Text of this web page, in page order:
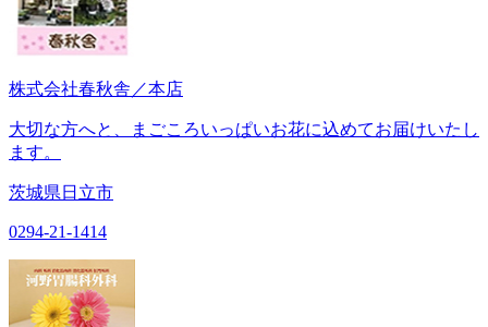
株式会社春秋舎／本店
大切な方へと、まごころいっぱいお花に込めてお届けいたし
ます。
茨城県日立市
0294-21-1414